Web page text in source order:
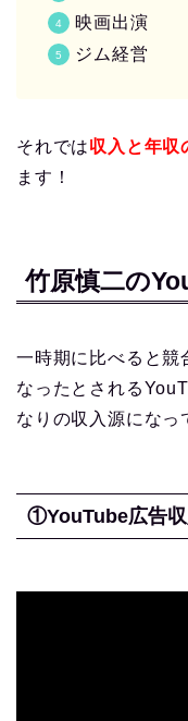
映画出演
ジム経営
それでは収入と年収
ます！
竹原慎二の
一時期に比べると競
なったとされる
なりの収入源になっ
①YouTube広告